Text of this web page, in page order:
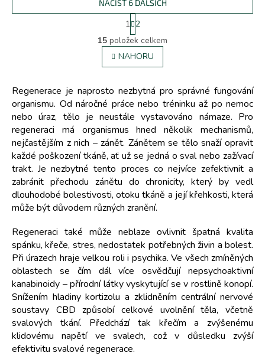
O
v
l
á
a
c
í
p
v
k
y
v
ý
p
i
u
NAČÍST 6 DALŠÍCH
S
t
r
á
n
k
v
n
í
1 2
15 položek celkem
NAHORU
Regenerace je naprosto nezbytná pro správné fungování
organismu. Od náročné práce nebo tréninku až po nemoc
nebo úraz, tělo je neustále vystavováno námaze. Pro
regeneraci má organismus hned několik mechanismů,
nejčastějším z nich – zánět. Zánětem se tělo snaží opravit
každé poškození tkáně, ať už se jedná o sval nebo zažívací
trakt. Je nezbytné tento proces co nejvíce zefektivnit a
zabránit přechodu zánětu do chronicity, který by vedl
dlouhodobé bolestivosti, otoku tkáně a její křehkosti, která
může být důvodem různých zranění.
Regeneraci také může neblaze ovlivnit špatná kvalita
spánku, křeče, stres, nedostatek potřebných živin a bolest.
Při úrazech hraje velkou roli i psychika. Ve všech zmíněných
oblastech se čím dál více osvědčují nepsychoaktivní
kanabinoidy – přírodní látky vyskytující se v rostlině konopí.
Snížením hladiny kortizolu a zklidněním centrální nervové
soustavy CBD způsobí celkové uvolnění těla, včetně
svalových tkání. Předchází tak křečím a zvýšenému
klidovému napětí ve svalech, což v důsledku zvýší
efektivitu svalové regenerace.